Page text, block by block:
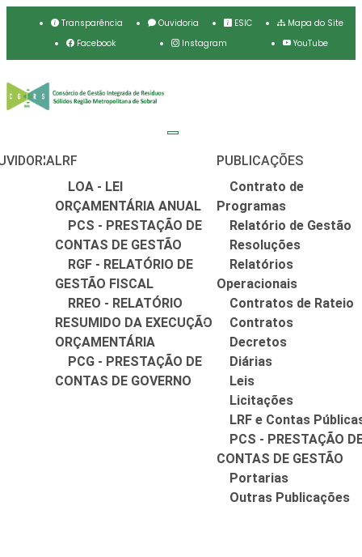
Transparência Ouvidoria ESIC
Mapa do Site
Facebook
Instagram YouTube
LRF
LOA - LEI
ORÇAMENTÁRIA ANUAL
PCS - PRESTAÇÃO DE
CONTAS DE GESTÃO
RGF - RELATÓRIO DE
GESTÃO FISCAL
RREO - RELATÓRIO
RESUMIDO DA EXECUÇÃO
ORÇAMENTÁRIA
PCG - PRESTAÇÃO DE
CONTAS DE GOVERNO
PUBLICAÇÕES
Contrato de
Programas
Relatório de Gestão
Resoluções
Relatórios
Operacionais
Contratos de Rateio
Contratos
Decretos
Diárias
Leis
Licitações
LRF e Contas
PCS - PRESTAÇÃO
CONTAS DE GESTÃO
Portarias
Outras Publicações